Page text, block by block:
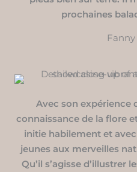
prochaines
Avec son expérience
connaissance de la flore
initie habilement et
jeunes aux merveilles
Qu’il s’agisse d’illustrer